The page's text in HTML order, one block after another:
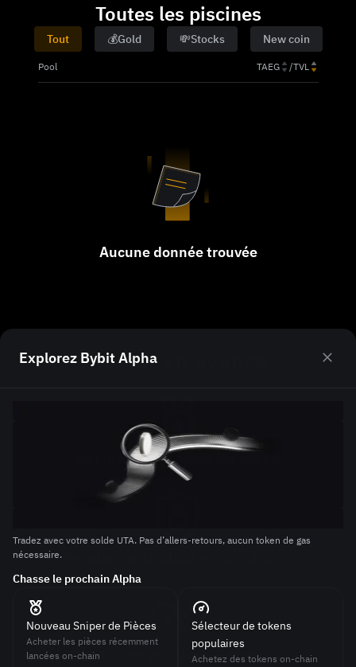
Toutes les piscines
Tout 💰Gold 💸Stocks New coin
Pool TAEG /TVL
Aucune donnée trouvée
Rester en avance
Dernier lancement de token
Rejoignez les derniers lancements de tokens on-chain
Gagnez un APY élevé et stable on-chain
Stratégies on-chain/off-chain
Explorez Bybit Alpha
Tradez avec votre solde UTA. Pas d’allers-retours, aucun token de gas
nécessaire.
Chasse le prochain Alpha
Nouveau Sniper de Pièces
Acheter les pièces récemment
lancées on-chain
Sélecteur de tokens
populaires
Achetez des tokens on-chain